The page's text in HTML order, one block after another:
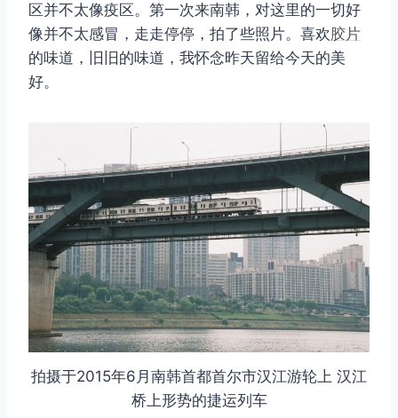
区并不太像疫区。第一次来南韩，对这里的一切好
像并不太感冒，走走停停，拍了些照片。喜欢胶片
的味道，旧旧的味道，我怀念昨天留给今天的美
好。
拍摄于2015年6月南韩首都首尔市汉江游轮上 汉江
桥上形势的捷运列车